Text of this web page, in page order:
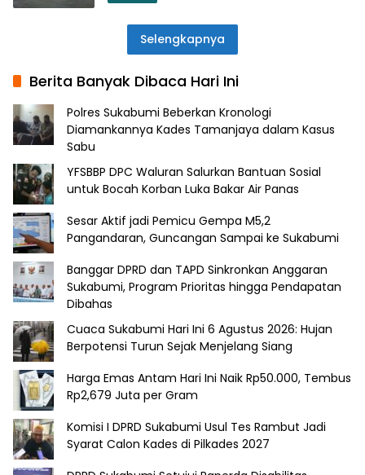
Selengkapnya
Berita Banyak Dibaca Hari Ini
Polres Sukabumi Beberkan Kronologi
Diamankannya Kades Tamanjaya dalam Kasus
Sabu
YFSBBP DPC Waluran Salurkan Bantuan Sosial
untuk Bocah Korban Luka Bakar Air Panas
Sesar Aktif jadi Pemicu Gempa M5,2
Pangandaran, Guncangan Sampai ke Sukabumi
Banggar DPRD dan TAPD Sinkronkan Anggaran
Sukabumi, Program Prioritas hingga Pendapatan
Dibahas
Cuaca Sukabumi Hari Ini 6 Agustus 2026: Hujan
Berpotensi Turun Sejak Menjelang Siang
Harga Emas Antam Hari Ini Naik Rp50.000, Tembus
Rp2,679 Juta per Gram
Komisi I DPRD Sukabumi Usul Tes Rambut Jadi
Syarat Calon Kades di Pilkades 2027